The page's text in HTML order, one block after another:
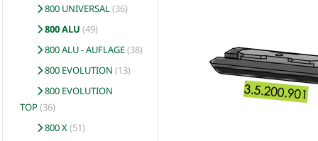
800 UNIVERSAL(36)
800 ALU (49)
800 ALU - AUFLAGE(38)
800 EVOLUTION (13)
800 EVOLUTION
TOP(36)
800 X(51)